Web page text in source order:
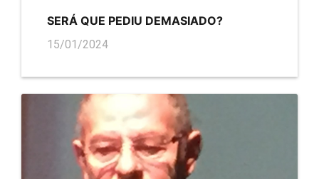
SERÁ QUE PEDIU DEMASIADO?
15/01/2024